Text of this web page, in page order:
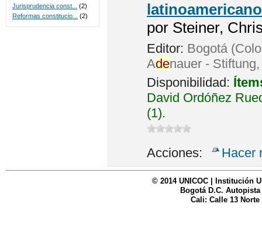
por Steiner,
Editor: Bogotá
Adenauer -
Disponibilidad:
David Ordóñez
(1).
Acciones: Hacer
Jurisprudencia const...
(2)
Reformas constitucio...
(2)
© 2014 UNICOC | Institución
Bogotá D.C. Autopista
Cali: Calle 13 Norte